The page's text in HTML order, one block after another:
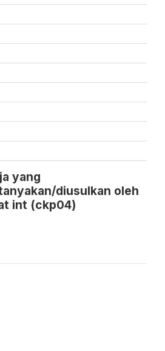
yang
diusulkan oleh
int (ckp04)